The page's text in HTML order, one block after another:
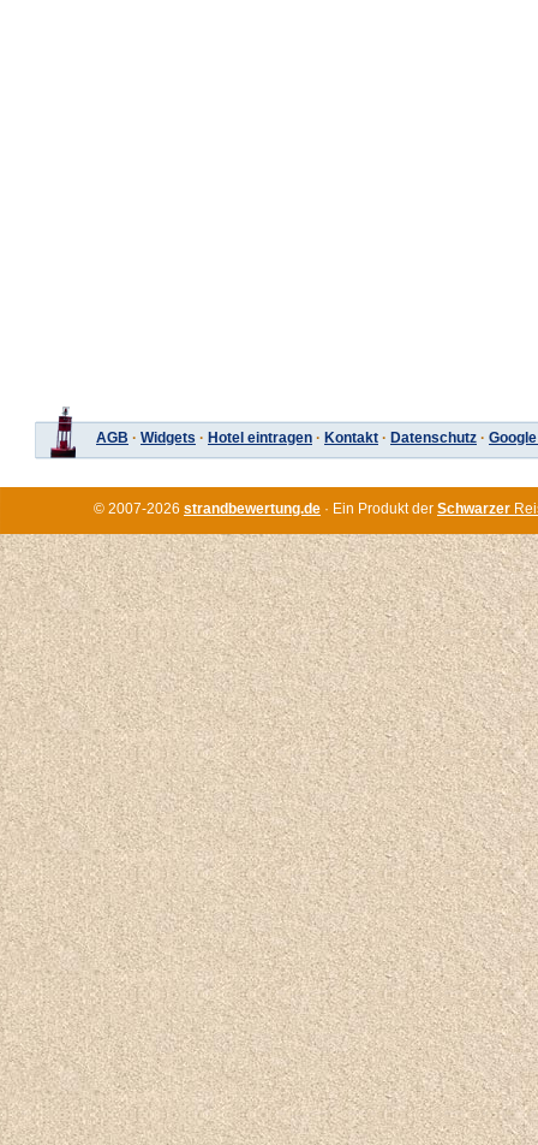
AGB · Widgets · Hotel eintragen · Kontakt · Datenschutz ·
© 2007-2026 strandbewertung.de · Ein Produkt der Schwarzer